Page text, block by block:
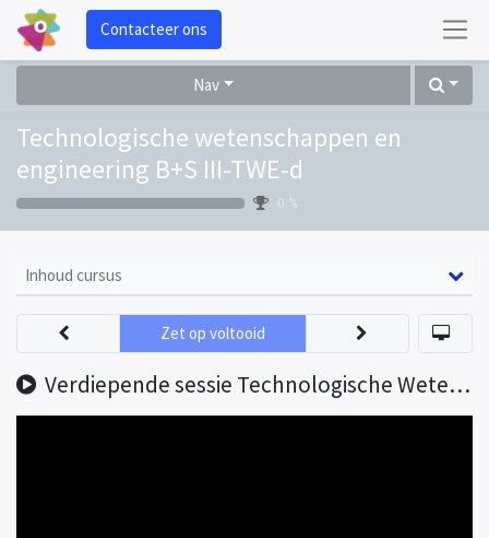
Contacteer ons
Nav
Technologische wetenschappen en
engineering B+S III-TWE-d
0 %
Inhoud cursus
Verdiepende sessie Technologische Wetenschappen en Engineering
Zet op voltooid